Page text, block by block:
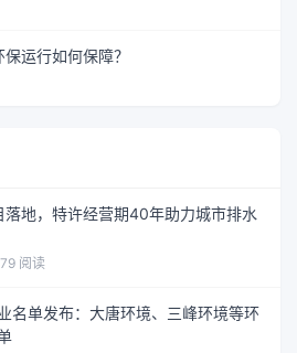
运行如何保障？
地，特许经营期40年助力城市排水
阅读
名单发布：大唐环境、三峰环境等环